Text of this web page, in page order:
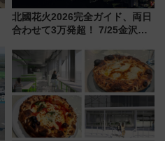
北國花火2026完全ガイド、両日
合わせて3万発超！ 7/25金沢大
会の日程・アクセス・観覧席ま
とめ（石川県）